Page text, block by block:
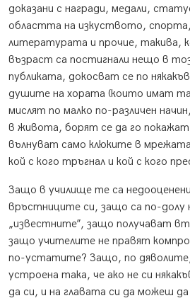
доказани с награди, медали,
областта на изкуството,
литературата и прочие, такива,
възраст са постигнали нещо в
публиката, докосват се по
душите на хората (които имат
мислят по малко по-различен
в живота, борят се да го покажат
вълнуват само клюките в
кой с кого тръгнал и кой с кого
Защо в училище те са
връстниците си, защо са по-долу
„известните”, защо получават
защо учителите не правят
по-устатите? Защо, по
устроена така, че ако не си
да си, и на главата си да можеш